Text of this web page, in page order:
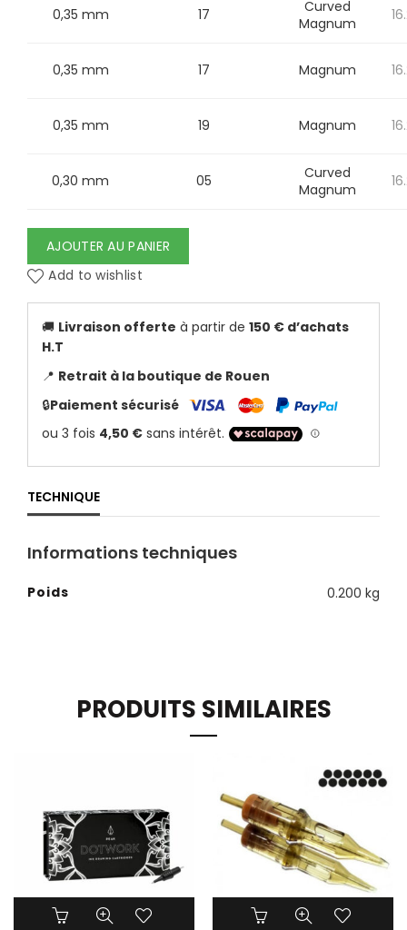
0,35 mm 17
Curved
Magnum
0,35 mm 17 Magnum
0,35 mm 19 Magnum
0,30 mm 05
Curved
Magnum
AJOUTER AU PANIER
Add to wishlist
🚚 Livraison offerte à partir de 150 € d’achats
H.T
📍 Retrait à la boutique de Rouen
🔒Paiement sécurisé
TECHNIQUE
Informations techniques
Poids 0.200 kg
PRODUITS SIMILAIRES
Ce
produit
Ce
produit